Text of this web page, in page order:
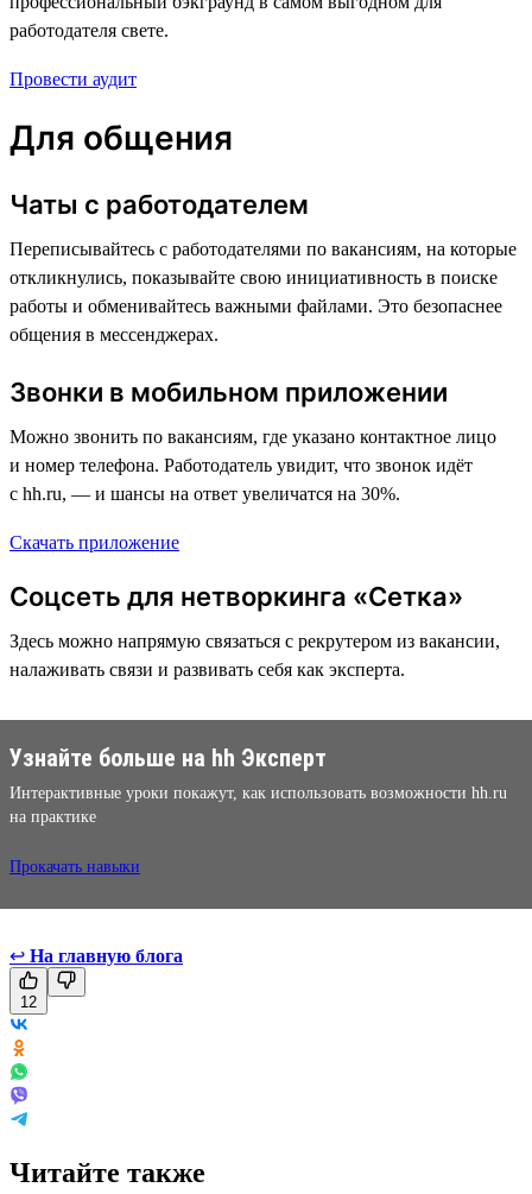
работодателя свете.
Провести аудит
Для общения
Чаты с работодателем
Переписывайтесь с работодателями по вакансиям, на которые
откликнулись, показывайте свою инициативность в поиске
работы и обменивайтесь важными файлами. Это безопаснее
общения в мессенджерах.
Звонки в мобильном приложении
Можно звонить по вакансиям, где указано контактное лицо
и номер телефона. Работодатель увидит, что звонок идёт
с hh.ru, — и шансы на ответ увеличатся на 30%.
Скачать приложение
Соцсеть для нетворкинга «Сетка»
Здесь можно напрямую связаться с рекрутером из вакансии,
налаживать связи и развивать себя как эксперта.
Узнайте больше на hh Эксперт
Интерактивные уроки покажут, как использовать возможности hh.ru
на практике
Прокачать навыки
↩ На главную блога
12
Читайте также